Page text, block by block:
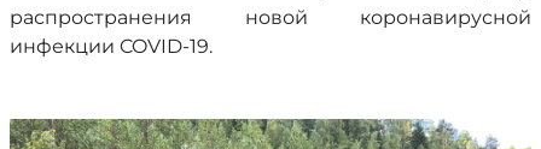
распространения новой коронавирусной
инфекции COVID-19.